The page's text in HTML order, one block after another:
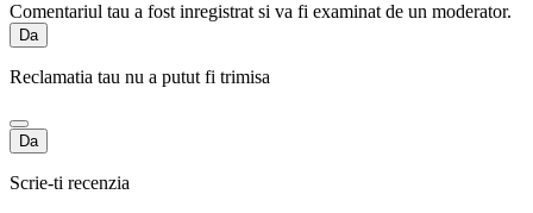
Comentariul tau a fost inregistrat si va fi examinat de un moderator.
Da
Reclamatia tau nu a putut fi trimisa
Da
Scrie-ti recenzia